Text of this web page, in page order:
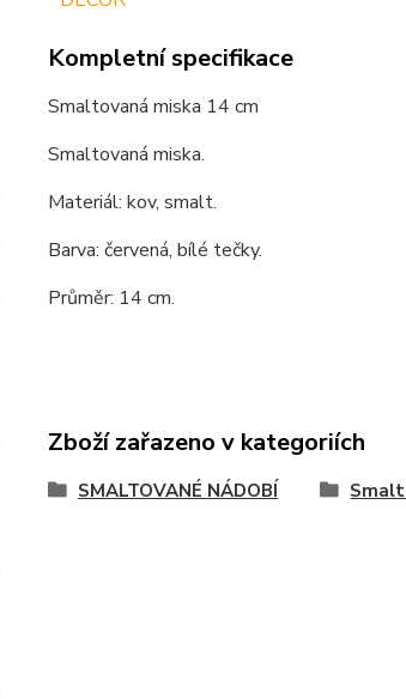
Kompletní specifikace
Smaltovaná miska 14 cm
Smaltovaná miska.
Materiál: kov, smalt.
Barva: červená, bílé tečky.
Průměr: 14 cm.
Zboží zařazeno v kategoriích
SMALTOVANÉ NÁDOBÍ